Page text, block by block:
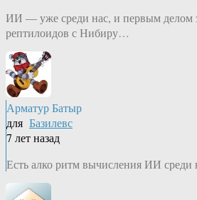
ИИ — уже среди нас, и первым делом
рептилоидов с Нибиру…
Арматур Батыр
для Базилевс
7 лет назад
Есть алко ритм вычисления ИИ среди